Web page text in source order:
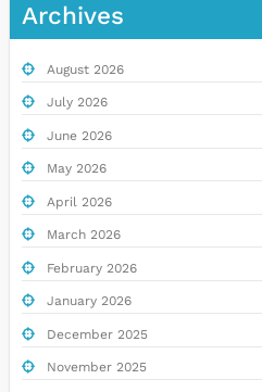
Archives
August 2026
July 2026
June 2026
May 2026
April 2026
March 2026
February 2026
January 2026
December 2025
November 2025